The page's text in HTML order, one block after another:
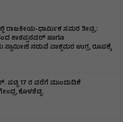
ರಾಜಕೀಯ-ಧಾರ್ಮಿಕ ಸಮರ ತೀವ್ರ:
ಕಾಶಪ್ಪನವರ್ ಹಾಗೂ
ನಡುವೆ ವಾಕ್ಸಮರ ಉಗ್ರ ರೂಪಕ್ಕೆ
17 ರ ವರೆಗೆ ಮುಂದುಡಿಕೆ
ಕೊಳಶೆಟ್ಟಿ.